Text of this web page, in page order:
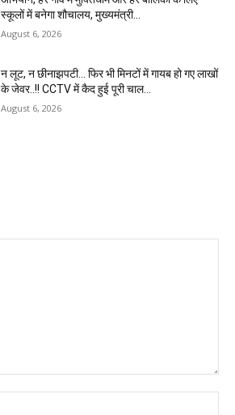
स्कूलों में बनेगा शौचालय, मुख्यमंत्री...
August 6, 2026
न लूट, न छीनाझपटी… फिर भी मिनटों में गायब हो गए लाखों
के जेवर..!! CCTV में कैद हुई पूरी चाल…
August 6, 2026